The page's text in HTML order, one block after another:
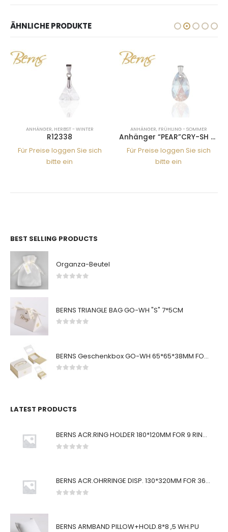
ÄHNLICHE PRODUKTE
ANHÄNGER, HERBST - WINTER
R12338
Für Preise loggen Sie sich
bitte ein
ANHÄNGER, FRÜHLING - SOMMER
Anhänger “PEAR”CRY-SH 22SS
Für Preise loggen Sie sich
bitte ein
BEST SELLING PRODUCTS
Organza-Beutel
BERNS TRIANGLE BAG GO-WH "S" 7*5CM
BERNS Geschenkbox GO-WH 65*65*38MM FOR SMALL SETS
LATEST PRODUCTS
BERNS ACR.RING HOLDER 180*120MM FOR 9 RINGS
BERNS ACR.OHRRINGE DISP. 130*320MM FOR 36 PAIRS
BERNS ARMBAND PILLOW+HOLD.8*8 ,5 WH.PU